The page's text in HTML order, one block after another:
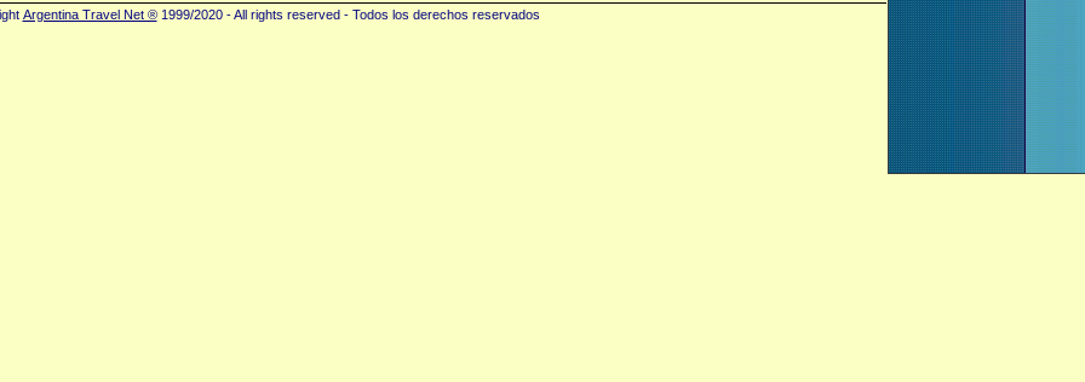
Argentina Travel Net ®1999/2020 - All rights reserved - Todos los derechos reservados